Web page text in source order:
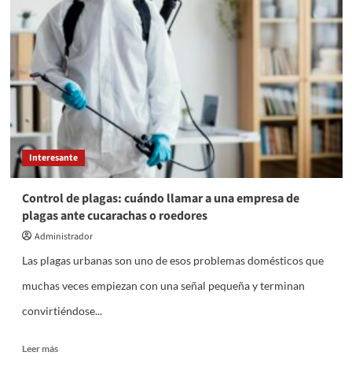
para
hostelería:
qué
debe
ofrecer
y
por
qué
conviene
integrarlo
con
la
del
restaurante
Interesante
Control de plagas: cuándo llamar a una empresa de
plagas ante cucarachas o roedores
Administrador
Las plagas urbanas son uno de esos problemas domésticos que
muchas veces empiezan con una señal pequeña y terminan
convirtiéndose...
Leer másLeer